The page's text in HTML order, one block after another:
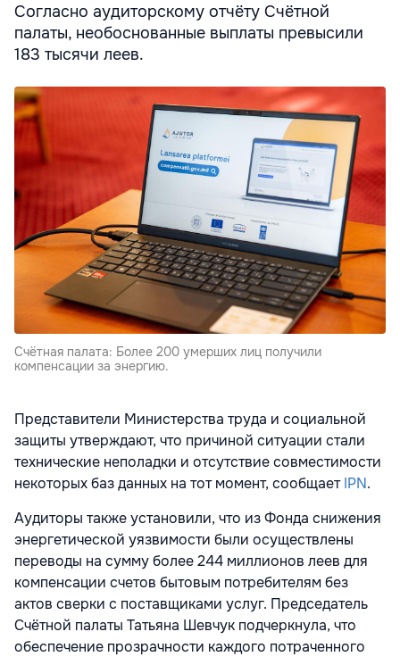
Согласно аудиторскому отчёту Счётной
палаты, необоснованные выплаты превысили
183 тысячи леев.
Счётная палата: Более 200 умерших лиц получили
компенсации за энергию.
Представители Министерства труда и социальной
защиты утверждают, что причиной ситуации стали
технические неполадки и отсутствие совместимости
некоторых баз данных на тот момент, сообщаетIPN.
Аудиторы также установили, что из Фонда снижения
энергетической уязвимости были осуществлены
переводы на сумму более 244 миллионов леев для
компенсации счетов бытовым потребителям без
актов сверки с поставщиками услуг. Председатель
Счётной палаты Татьяна Шевчук подчеркнула, что
обеспечение прозрачности каждого потраченного